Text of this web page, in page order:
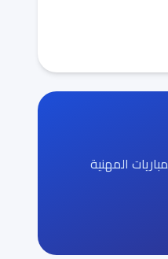
المهنية